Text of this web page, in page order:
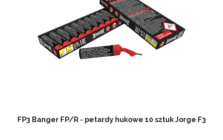
FP3 Banger FP/R - petardy hukowe 10 sztuk Jorge F3